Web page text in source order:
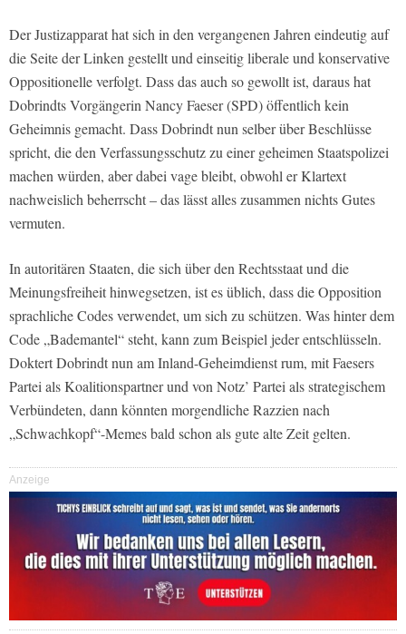
Der Justizapparat hat sich in den vergangenen Jahren eindeutig auf
die Seite der Linken gestellt und einseitig liberale und konservative
Oppositionelle verfolgt. Dass das auch so gewollt ist, daraus hat
Dobrindts Vorgängerin Nancy Faeser (SPD) öffentlich kein
Geheimnis gemacht. Dass Dobrindt nun selber über Beschlüsse
spricht, die den Verfassungsschutz zu einer geheimen Staatspolizei
machen würden, aber dabei vage bleibt, obwohl er Klartext
nachweislich beherrscht – das lässt alles zusammen nichts Gutes
vermuten.
In autoritären Staaten, die sich über den Rechtsstaat und die
Meinungsfreiheit hinwegsetzen, ist es üblich, dass die Opposition
sprachliche Codes verwendet, um sich zu schützen. Was hinter dem
Code „Bademantel“ steht, kann zum Beispiel jeder entschlüsseln.
Doktert Dobrindt nun am Inland-Geheimdienst rum, mit Faesers
Partei als Koalitionspartner und von Notz’ Partei als strategischem
Verbündeten, dann könnten morgendliche Razzien nach
„Schwachkopf“-Memes bald schon als gute alte Zeit gelten.
Anzeige